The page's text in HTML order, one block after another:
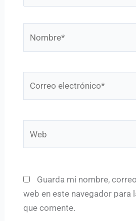
Guarda mi nombre,
web en este navegador para
que comente.